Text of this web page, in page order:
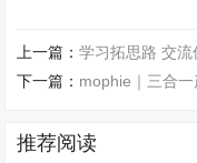
上一篇：学习拓思路 交流
下一篇： mophie｜三合一
推荐阅读